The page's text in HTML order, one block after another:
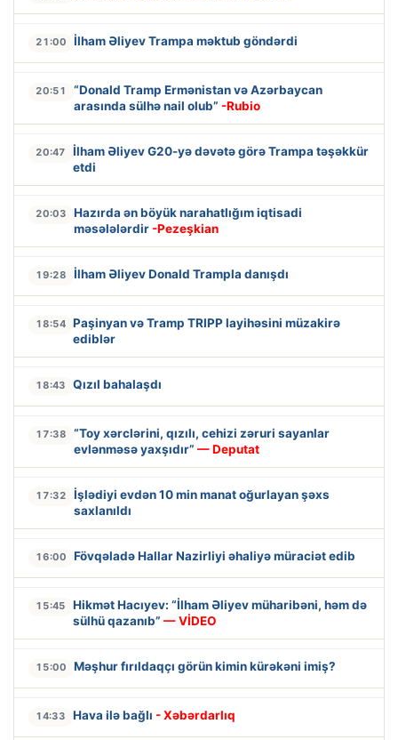
21:00 İlham Əliyev Trampa məktub göndərdi
20:51
“Donald Tramp Ermənistan və Azərbaycan
arasında sülhə nail olub” -Rubio
20:47
İlham Əliyev G20-yə dəvətə görə Trampa təşəkkür
etdi
20:03
Hazırda ən böyük narahatlığım iqtisadi
məsələlərdir -Pezeşkian
19:28 İlham Əliyev Donald Trampla danışdı
18:54 Paşinyan və Tramp TRIPP layihəsini müzakirə
ediblər
18:43 Qızıl bahalaşdı
17:38
“Toy xərclərini, qızılı, cehizi zəruri sayanlar
evlənməsə yaxşıdır” — Deputat
17:32
İşlədiyi evdən 10 min manat oğurlayan şəxs
saxlanıldı
16:00 Fövqəladə Hallar Nazirliyi əhaliyə müraciət edib
15:45
Hikmət Hacıyev: “İlham Əliyev müharibəni, həm də
sülhü qazanıb” — VİDEO
15:00 Məşhur fırıldaqçı görün kimin kürəkəni imiş?
14:33 Hava ilə bağlı - Xəbərdarlıq